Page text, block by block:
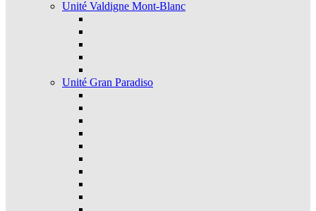
Unité Valdigne Mont-Blanc
Unité Gran Paradiso